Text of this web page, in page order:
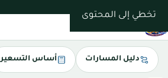
تخطي إلى المحتوى
دليل المسارات أساس التسعير